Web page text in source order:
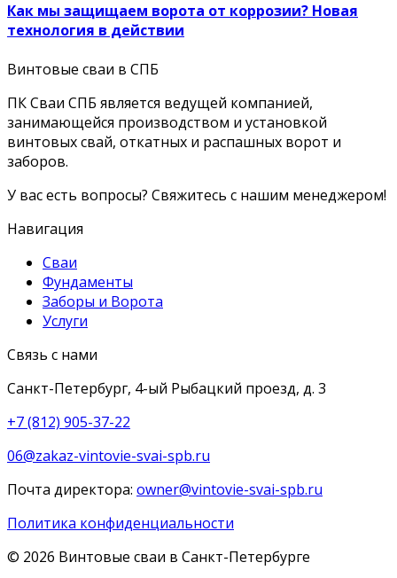
Как мы защищаем ворота от коррозии? Новая
технология в действии
Винтовые сваи в СПБ
ПК Сваи СПБ является ведущей компанией,
занимающейся производством и установкой
винтовых свай, откатных и распашных ворот и
заборов.
У вас есть вопросы? Свяжитесь с нашим менеджером!
Навигация
Сваи
Фундаменты
Заборы и Ворота
Услуги
Связь с нами
Санкт-Петербург, 4-ый Рыбацкий проезд, д. 3
+7 (812) 905-37-22
06@zakaz-vintovie-svai-spb.ru
Почта директора: owner@vintovie-svai-spb.ru
Политика конфиденциальности
© 2026 Винтовые сваи в Санкт-Петербурге